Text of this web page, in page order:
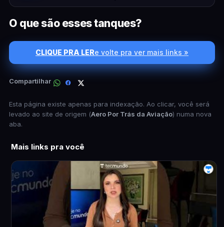
O que são esses tanques?
CLIQUE PRA LERe volte pra ver mais links »
Compartilhar
Esta página existe apenas para indexação. Ao clicar, você será
levado ao site de origem (Aero Por Trás da Aviação) numa nova
aba.
Mais links pra você